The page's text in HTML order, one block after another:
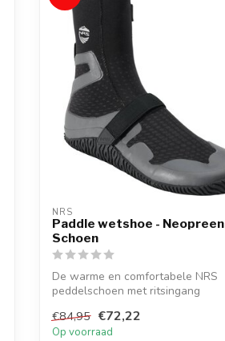
NRS
Paddle wetshoe - Neopreen
Schoen
De warme en comfortabele NRS
peddelschoen met ritsingang
€84,95 €72,22
Op voorraad